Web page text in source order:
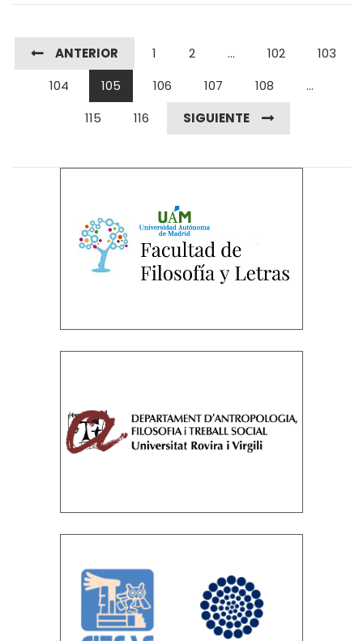
ANTERIOR 1 2 ... 102
103
104
105 106 107 108
...
115
116 SIGUIENTE